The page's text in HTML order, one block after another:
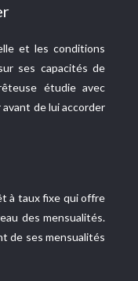
et les conditions
ses capacités de
étudie avec
de lui accorder
à taux fixe qui offre
des mensualités.
de ses mensualités